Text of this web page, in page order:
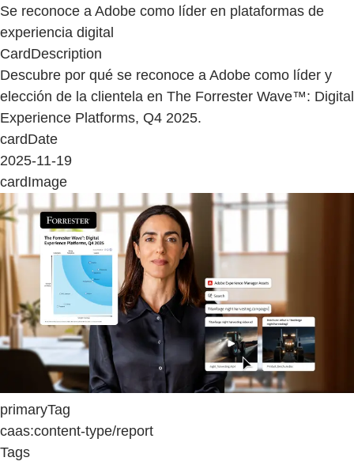
Se reconoce a Adobe como líder en plataformas de
experiencia digital
CardDescription
Descubre por qué se reconoce a Adobe como líder y
elección de la clientela en The Forrester Wave™: Digital
Experience Platforms, Q4 2025.
cardDate
2025-11-19
cardImage
primaryTag
caas:content-type/report
Tags